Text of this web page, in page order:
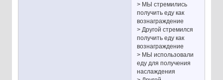
> МЫ стремились
получить еду как
вознаграждение
> Другой стремился
получить еду как
вознаграждение
> МЫ использовали
еду для получения
наслаждения